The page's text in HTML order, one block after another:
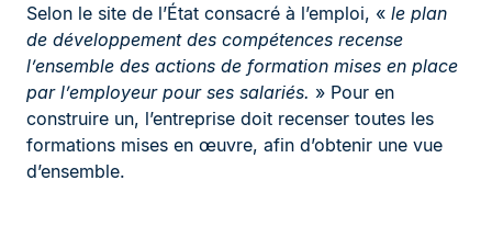
Selon le site de l’État consacré à l’emploi, « le plan
de développement des compétences recense
l’ensemble des actions de formation mises en place
par l’employeur pour ses salariés. » Pour en
construire un, l’entreprise doit recenser toutes les
formations mises en œuvre, afin d’obtenir une vue
d’ensemble.